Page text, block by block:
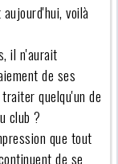
voilà
il n'aurait
de ses
quelqu'un de
club ?
que tout
de se